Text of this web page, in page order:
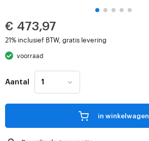
€ 473,97
21% inclusief BTW, gratis levering
voorraad
Aantal
in winkelwagen